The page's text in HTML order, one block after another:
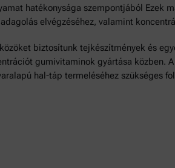
hatékonysága szempontjából Ezek
elvégzéséhez, valamint
biztosítunk tejkészítmények és
gumivitaminok gyártása közben.
hal-táp termeléséhez szükséges